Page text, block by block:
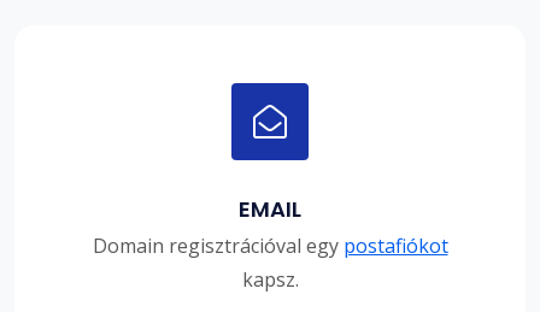
EMAIL
Domain regisztrációval egy postafiókot
kapsz.